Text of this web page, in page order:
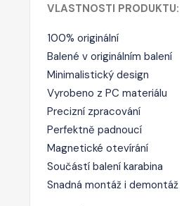
VLASTNOSTI PRODUKTU:
100% originální
Balené v originálním balení
Minimalistický design
Vyrobeno z PC materiálu
Precizní zpracování
Perfektně padnoucí
Magnetické otevírání
Součástí balení karabina
Snadná montáž i demontáž